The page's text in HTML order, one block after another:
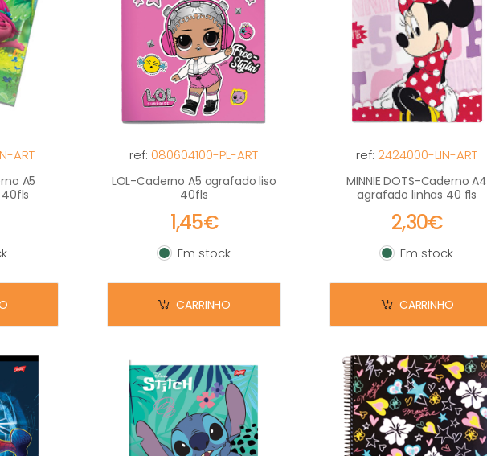
ART
A5
ref: 080604100-PL-ART
LOL-Caderno A5 agrafado liso
40fls
1,45€
Em stock
Em stock
CARRINHO
ref: 2424000-LIN-ART
MINNIE DOTS-Caderno A4
agrafado linhas 40 fls
2,30€
Em stock
Em stock
CARRINHO